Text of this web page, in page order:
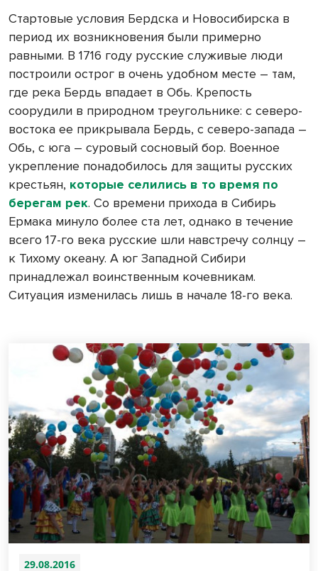
Стартовые условия Бердска и Новосибирска в
период их возникновения были примерно
равными. В 1716 году русские служивые люди
построили острог в очень удобном месте – там,
где река Бердь впадает в Обь. Крепость
соорудили в природном треугольнике: с северо-
востока ее прикрывала Бердь, с северо-запада –
Обь, с юга – суровый сосновый бор. Военное
укрепление понадобилось для защиты русских
крестьян, которые селились в то время по
берегам рек. Со времени прихода в Сибирь
Ермака минуло более ста лет, однако в течение
всего 17-го века русские шли навстречу солнцу –
к Тихому океану. А юг Западной Сибири
принадлежал воинственным кочевникам.
Ситуация изменилась лишь в начале 18-го века.
29.08.2016